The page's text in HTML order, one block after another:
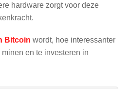
hardware zorgt voor deze
Bitcoin wordt, hoe interessanter
en te investeren in